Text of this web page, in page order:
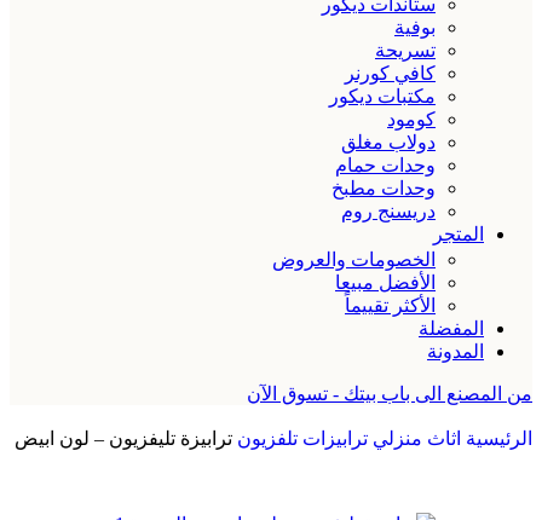
ستاندات ديكور
بوفية
تسريحة
كافي كورنر
مكتبات ديكور
كومود
دولاب مغلق
وحدات حمام
وحدات مطبخ
دريسنج روم
المتجر
الخصومات والعروض
الأفضل مبيعا
الأكثر تقييماً
المفضلة
المدونة
من المصنع الى باب بيتك - تسوق الآن
الرئيسية اثاث منزلي ترابيزات تلفزيون ترابيزة تليفزيون – لون ابيض